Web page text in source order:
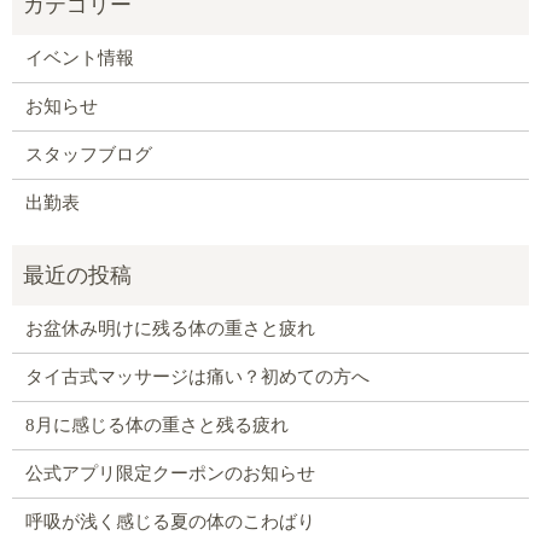
イベント情報
お知らせ
スタッフブログ
出勤表
お盆休み明けに残る体の重さと疲れ
タイ古式マッサージは痛い？初めての方へ
8月に感じる体の重さと残る疲れ
公式アプリ限定クーポンのお知らせ
呼吸が浅く感じる夏の体のこわばり